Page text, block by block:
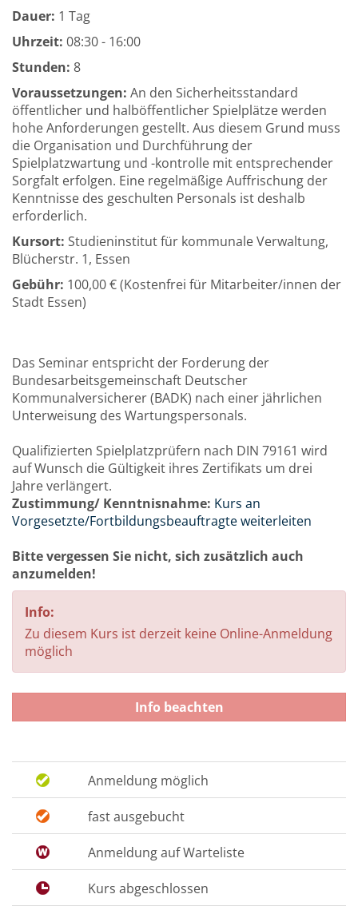
Dauer: 1 Tag
Uhrzeit: 08:30 - 16:00
Stunden: 8
Voraussetzungen: An den Sicherheitsstandard
öffentlicher und halböffentlicher Spielplätze werden
hohe Anforderungen gestellt. Aus diesem Grund muss
die Organisation und Durchführung der
Spielplatzwartung und -kontrolle mit entsprechender
Sorgfalt erfolgen. Eine regelmäßige Auffrischung der
Kenntnisse des geschulten Personals ist deshalb
erforderlich.
Kursort: Studieninstitut für kommunale Verwaltung,
Blücherstr. 1, Essen
Gebühr: 100,00 € (Kostenfrei für Mitarbeiter/innen der
Stadt Essen)
Das Seminar entspricht der Forderung der
Bundesarbeitsgemeinschaft Deutscher
Kommunalversicherer (BADK) nach einer jährlichen
Unterweisung des Wartungspersonals.
Qualifizierten Spielplatzprüfern nach DIN 79161 wird
auf Wunsch die Gültigkeit ihres Zertifikats um drei
Jahre verlängert.
Zustimmung/ Kenntnisnahme: Kurs an
Vorgesetzte/Fortbildungsbeauftragte weiterleiten
Bitte vergessen Sie nicht, sich zusätzlich auch
anzumelden!
Info:
Zu diesem Kurs ist derzeit keine Online-Anmeldung
möglich
Info beachten
Anmeldung möglich
fast ausgebucht
Anmeldung auf Warteliste
Kurs abgeschlossen